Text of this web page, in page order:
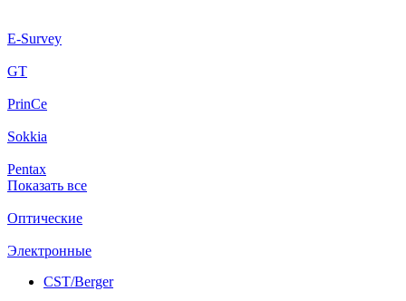
E-Survey
GT
PrinCe
Sokkia
Pentax
Показать все
Оптические
Электронные
CST/Berger